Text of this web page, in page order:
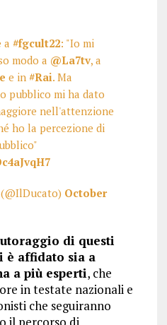
a #fgcult22: "Io mi
modo a @La7tv, a
e in #Rai. Ma
pubblico mi ha dato
nell'attenzione
ho la percezione di
October
di questi
è affidato sia a
a più esperti, che
in testate nazionali e
che seguiranno